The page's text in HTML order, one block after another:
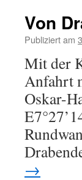
Von
Publiziert am
Mit der
Anfahrt
Oskar-
→